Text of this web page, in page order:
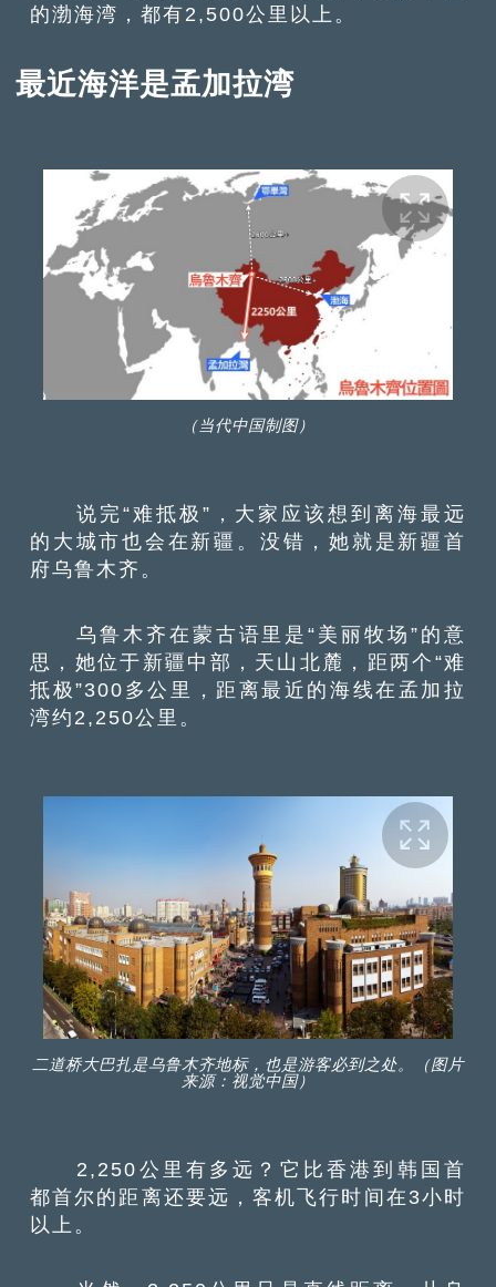
的渤海湾，都有2,500公里以上。
最近海洋是孟加拉湾
（当代中国制图）
说完“难抵极”，大家应该想到离海最远
的大城市也会在新疆。没错，她就是新疆首
府乌鲁木齐。
乌鲁木齐在蒙古语里是“美丽牧场”的意
思，她位于新疆中部，天山北麓，距两个“难
抵极”300多公里，距离最近的海线在孟加拉
湾约2,250公里。
二道桥大巴扎是乌鲁木齐地标，也是游客必到之处。（图片
来源：视觉中国）
2,250公里有多远？它比香港到韩国首
都首尔的距离还要远，客机飞行时间在3小时
以上。